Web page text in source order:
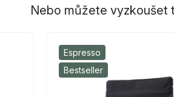
Nebo můžete vyzkoušet
Espresso
Bestseller